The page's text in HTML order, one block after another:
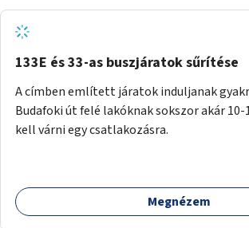
nem hosszabbítaná meg sokkal, a 4-6
viszont a Kálvin tér-Corvin negyed utat
perccel rövidítheti az utazási idejét.
133E és 33-as buszjáratok sűrítése
A címben említett járatok induljanak
Budafoki út felé lakóknak sokszor akár 10-
kell várni egy csatlakozásra.
Megnézem